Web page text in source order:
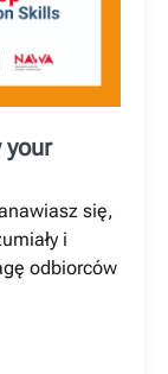
your
się,
i
odbiorców